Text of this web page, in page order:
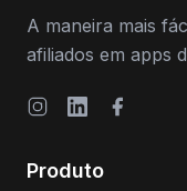
A maneira mais
afiliados em apps
InstagramLinkedInFacebook
Produto